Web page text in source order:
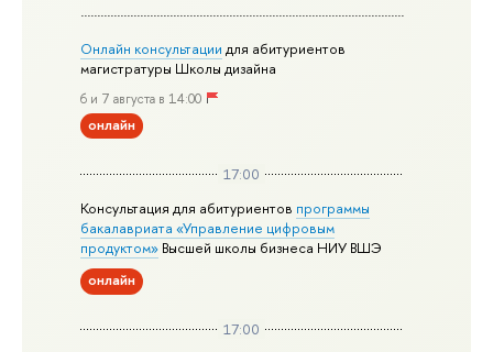
Онлайн консультации для абитуриентов
магистратуры Школы дизайна
6 и 7 августа в 14:00
онлайн
17:00
Консультация для абитуриентов программы
бакалавриата «Управление цифровым
продуктом» Высшей школы бизнеса НИУ ВШЭ
онлайн
17:00